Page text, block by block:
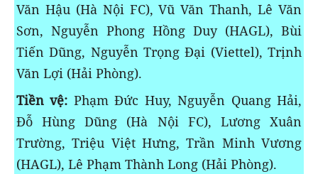
Văn Hậu (Hà Nội FC), Vũ Văn Thanh, Lê Văn
Sơn, Nguyễn Phong Hồng Duy (HAGL), Bùi
Tiến Dũng, Nguyễn Trọng Đại (Viettel), Trịnh
Văn Lợi (Hải Phòng).
Tiền vệ: Phạm Đức Huy, Nguyễn Quang Hải,
Đỗ Hùng Dũng (Hà Nội FC), Lương Xuân
Trường, Triệu Việt Hưng, Trần Minh Vương
(HAGL), Lê Phạm Thành Long (Hải Phòng).